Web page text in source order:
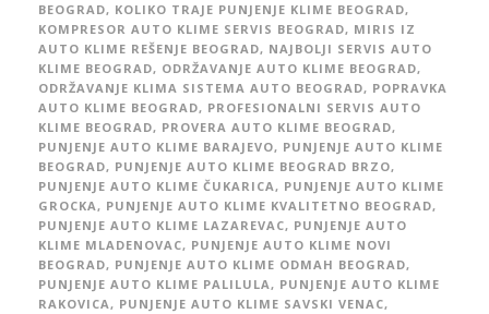
BEOGRAD, KOLIKO TRAJE PUNJENJE KLIME BEOGRAD,
KOMPRESOR AUTO KLIME SERVIS BEOGRAD, MIRIS IZ
AUTO KLIME REŠENJE BEOGRAD, NAJBOLJI SERVIS AUTO
KLIME BEOGRAD, ODRŽAVANJE AUTO KLIME BEOGRAD,
ODRŽAVANJE KLIMA SISTEMA AUTO BEOGRAD, POPRAVKA
AUTO KLIME BEOGRAD, PROFESIONALNI SERVIS AUTO
KLIME BEOGRAD, PROVERA AUTO KLIME BEOGRAD,
PUNJENJE AUTO KLIME BARAJEVO, PUNJENJE AUTO KLIME
BEOGRAD, PUNJENJE AUTO KLIME BEOGRAD BRZO,
PUNJENJE AUTO KLIME ČUKARICA, PUNJENJE AUTO KLIME
GROCKA, PUNJENJE AUTO KLIME KVALITETNO BEOGRAD,
PUNJENJE AUTO KLIME LAZAREVAC, PUNJENJE AUTO
KLIME MLADENOVAC, PUNJENJE AUTO KLIME NOVI
BEOGRAD, PUNJENJE AUTO KLIME ODMAH BEOGRAD,
PUNJENJE AUTO KLIME PALILULA, PUNJENJE AUTO KLIME
RAKOVICA, PUNJENJE AUTO KLIME SAVSKI VENAC,